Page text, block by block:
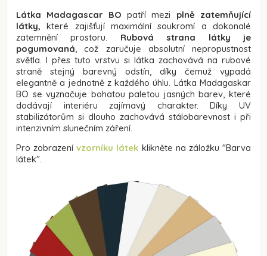
Látka Madagascar BO patří mezi plně zatemňující
látky, které zajišťují maximální soukromí a dokonalé
zatemnění prostoru. Rubová strana látky je
pogumovaná , což zaručuje absolutní nepropustnost
světla. I přes tuto vrstvu si látka zachovává na rubové
straně stejný barevný odstín, díky čemuž vypadá
elegantně a jednotně z každého úhlu. Látka Madagaskar
BO se vyznačuje bohatou paletou jasných barev, které
dodávají interiéru zajímavý charakter. Díky UV
stabilizátorům si dlouho zachovává stálobarevnost i při
intenzivním slunečním záření.
Pro zobrazenívzorníku látek klikněte na záložku"Barva
látek".